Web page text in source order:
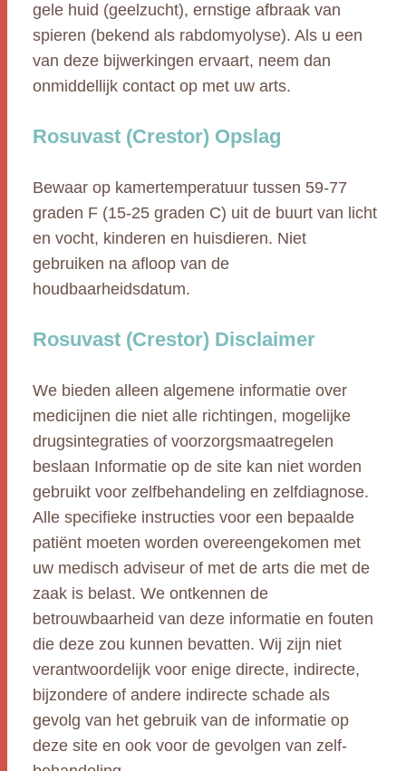
gele huid (geelzucht), ernstige afbraak van
spieren (bekend als rabdomyolyse). Als u een
van deze bijwerkingen ervaart, neem dan
onmiddellijk contact op met uw arts.
Rosuvast (Crestor) Opslag
Bewaar op kamertemperatuur tussen 59-77
graden F (15-25 graden C) uit de buurt van licht
en vocht, kinderen en huisdieren. Niet
gebruiken na afloop van de
houdbaarheidsdatum.
Rosuvast (Crestor) Disclaimer
We bieden alleen algemene informatie over
medicijnen die niet alle richtingen, mogelijke
drugsintegraties of voorzorgsmaatregelen
beslaan Informatie op de site kan niet worden
gebruikt voor zelfbehandeling en zelfdiagnose.
Alle specifieke instructies voor een bepaalde
patiënt moeten worden overeengekomen met
uw medisch adviseur of met de arts die met de
zaak is belast. We ontkennen de
betrouwbaarheid van deze informatie en fouten
die deze zou kunnen bevatten. Wij zijn niet
verantwoordelijk voor enige directe, indirecte,
bijzondere of andere indirecte schade als
gevolg van het gebruik van de informatie op
deze site en ook voor de gevolgen van zelf-